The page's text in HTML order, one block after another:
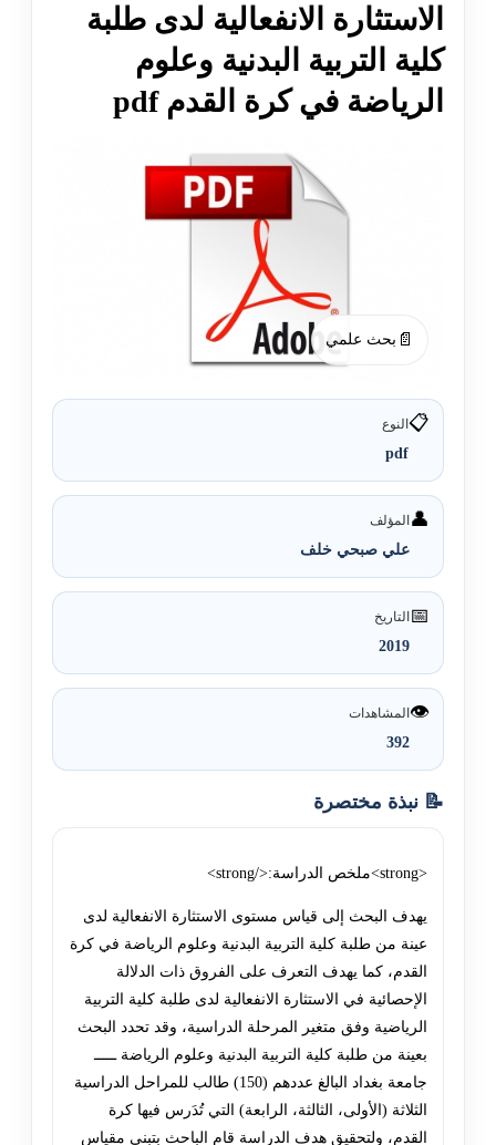
الاستثارة الانفعالية لدى طلبة
كلية التربية البدنية وعلوم
الرياضة في كرة القدم pdf
📄 بحث علمي
📋النوع
pdf
👤المؤلف
علي صبحي خلف
📅التاريخ
2019
👁️المشاهدات
392
📝 نبذة مختصرة
<strong>ملخص الدراسة:</strong>
يهدف البحث إلى قياس مستوى الاستثارة الانفعالية لدى
عينة من طلبة كلية التربية البدنية وعلوم الرياضة في كرة
القدم، كما يهدف التعرف على الفروق ذات الدلالة
الإحصائية في الاستثارة الانفعالية لدى طلبة كلية التربية
الرياضية وفق متغير المرحلة الدراسية، وقد تحدد البحث
بعينة من طلبة كلية التربية البدنية وعلوم الرياضة ـــــ
جامعة بغداد البالغ عددهم (150) طالب للمراحل الدراسية
الثلاثة (الأولى، الثالثة، الرابعة) التي تُدَرس فيها كرة
القدم، ولتحقيق هدف الدراسة قام الباحث بتبني مقياس